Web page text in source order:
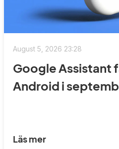
August 5, 2026 23:28
Google Assistant
Android i
Läs mer